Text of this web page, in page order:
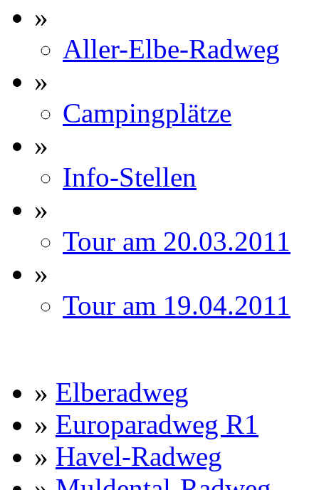
»
Aller-Elbe-Radweg
»
Campingplätze
»
Info-Stellen
»
Tour am 20.03.2011
»
Tour am 19.04.2011
» Elberadweg
» Europaradweg R1
» Havel-Radweg